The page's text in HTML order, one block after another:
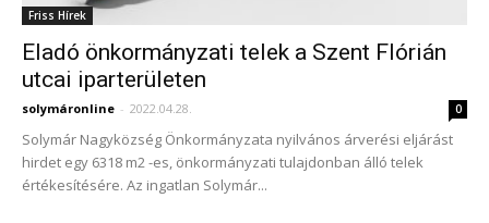
Friss Hírek
Eladó önkormányzati telek a Szent Flórián
utcai iparterületen
solymáronline - 2022.04.28. 0
Solymár Nagyközség Önkormányzata nyilvános árverési eljárást
hirdet egy 6318 m2 -es, önkormányzati tulajdonban álló telek
értékesítésére. Az ingatlan Solymár...